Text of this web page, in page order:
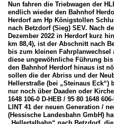
Nun fahren die Triebwagen der
endlich wieder den Bahnhof
Herdorf am Hp Königstollen
nach Betzdorf (Sieg) SEV. Nach
Dezember 2022 in Herdorf kurz
km 88,4), ist der Abschnitt nach
bis zum kleinen Fahrplanwechsel
diese ungewöhnliche Führung
den Bahnhof Herdorf hinaus ist
sollen die der Abriss und der
Hellerstraße (bei „Steinaus Eck“)
nur noch über Daaden oder
1648 106-0 D-HEB / 95 80 1648
LINT 41 der neuen Generation /
(Hessische Landesbahn GmbH)